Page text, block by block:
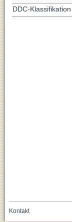
DDC-Klassifikation
Kontakt